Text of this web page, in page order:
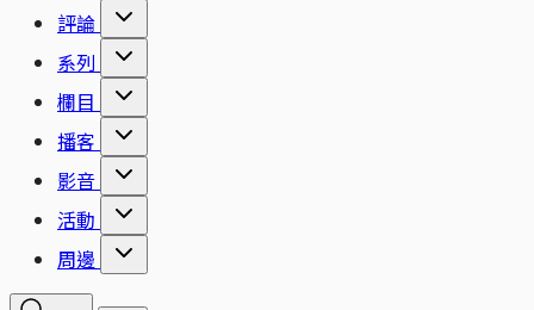
評論
系列
欄目
播客
影音
活動
周邊